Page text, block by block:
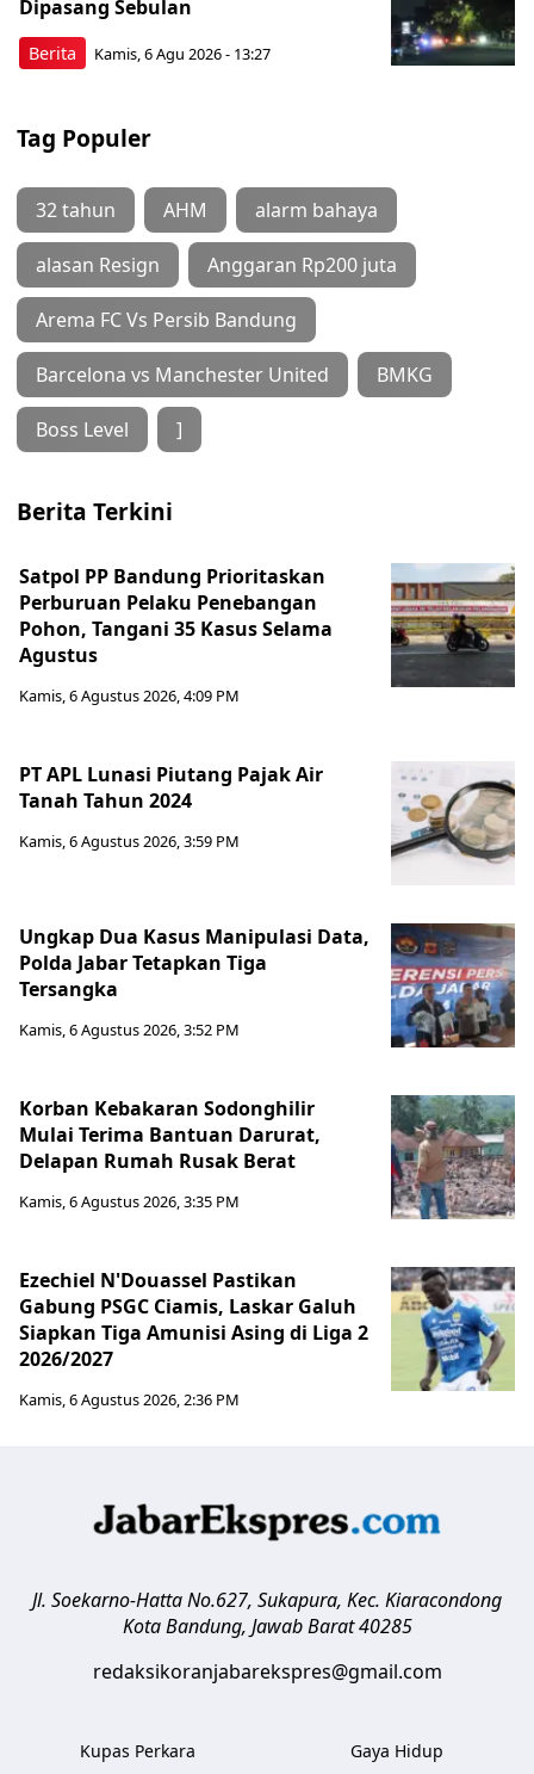
Berita
Dipasang Sebulan
Kamis, 6 Agu 2026 - 13:27
Tag Populer
32 tahun AHM alarm bahaya
alasan Resign Anggaran Rp200 juta
Arema FC Vs Persib Bandung
Barcelona vs Manchester United BMKG
Boss Level ]
Berita Terkini
Satpol PP Bandung Prioritaskan
Perburuan Pelaku Penebangan
Pohon, Tangani 35 Kasus Selama
Agustus
Kamis, 6 Agustus 2026, 4:09 PM
PT APL Lunasi Piutang Pajak Air
Tanah Tahun 2024
Kamis, 6 Agustus 2026, 3:59 PM
Ungkap Dua Kasus Manipulasi Data,
Polda Jabar Tetapkan Tiga
Tersangka
Kamis, 6 Agustus 2026, 3:52 PM
Korban Kebakaran Sodonghilir
Mulai Terima Bantuan Darurat,
Delapan Rumah Rusak Berat
Kamis, 6 Agustus 2026, 3:35 PM
Ezechiel N'Douassel Pastikan
Gabung PSGC Ciamis, Laskar Galuh
Siapkan Tiga Amunisi Asing di Liga 2
2026/2027
Kamis, 6 Agustus 2026, 2:36 PM
Jl. Soekarno-Hatta No.627, Sukapura, Kec. Kiaracondong
Kota Bandung, Jawab Barat 40285
redaksikoranjabarekspres@gmail.com
Kupas Perkara Gaya Hidup